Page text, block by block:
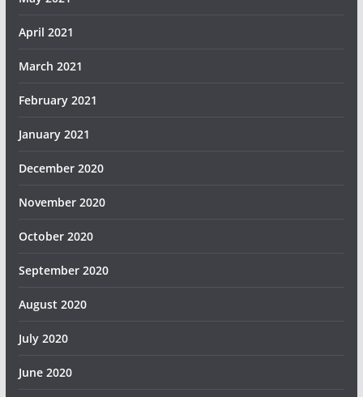
April 2021
March 2021
February 2021
January 2021
December 2020
November 2020
October 2020
September 2020
August 2020
July 2020
June 2020